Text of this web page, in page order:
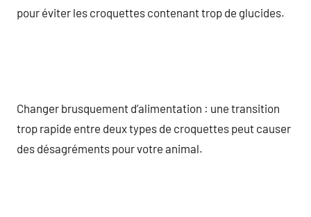
pour éviter les croquettes contenant trop de glucides.
Changer brusquement d’alimentation : une transition
trop rapide entre deux types de croquettes peut causer
des désagréments pour votre animal.